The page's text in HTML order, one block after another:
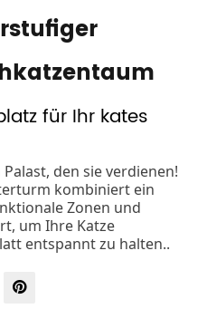
für Ihr kates
den sie verdienen!
kombiniert ein
Zonen und
um Ihre Katze
entspannt zu halten..